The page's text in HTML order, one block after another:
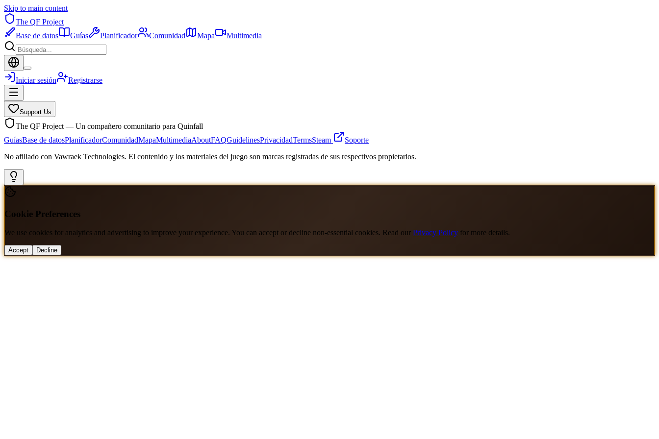
Skip to main content
The QF Project
Base de datos
Guías Planificador Comunidad Mapa Multimedia
Iniciar sesión Registrarse
Support Us
The QF Project — Un compañero comunitario para Quinfall
GuíasBase de datosPlanificadorComunidadMapaMultimediaAboutFAQGuidelinesPrivacidadTermsSteam
Soporte
No afiliado con Vawraek Technologies. El contenido y los materiales del juego son marcas registradas de sus respectivos propietarios.
Cookie Preferences
We use cookies for analytics and advertising to improve your experience. You can accept or decline non-essential cookies. Read our Privacy Policy for more details.
Accept Decline